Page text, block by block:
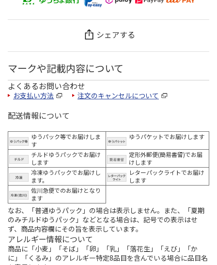
シェアする
マークや記載内容について
よくあるお問い合わせ
お支払い方法 注文のキャンセルについて
配送情報について
ゆうパック等でお届けしま
す
ゆうパケットでお届けします
チルドゆうパックでお届け
します
定形外郵便(簡易書留)でお届
けします
冷凍ゆうパックでお届けし
ます。
レターパックライトでお届け
します
佐川急便でのお届けとなり
ます
なお、「普通ゆうパック」の場合は表示しません。また、「夏期
のみチルドゆうパック」などとなる場合は、記号での表示はせ
ず、商品内容欄にその旨を表示しています。
アレルギー情報について
商品に「小麦」「そば」「卵」「乳」「落花生」「えび」「か
に」「くるみ」のアレルギー特定8品目を含んでいる場合に品目名